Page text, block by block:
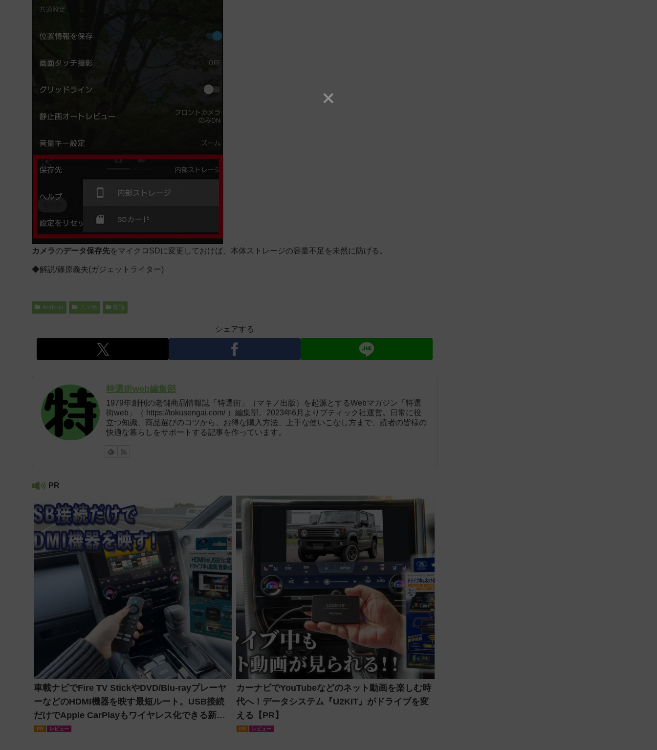
カメラのデータ保存先をマイクロSDに変更しておけば、本体ストレージの容量不足を未然に防げる 。
◆解説/篠原義夫(ガジェットライター)
Android スマホ 知識
シェアする
特選街web編集部
1979年創刊の老舗商品情報誌「特選街」（マキノ出版）を起源とするWebマガジン「特選
街web」（ https://tokusengai.com/ ）編集部。2023年6月よりブティック社運営。日常に役
立つ知識、商品選びのコツから、お得な購入方法、上手な使いこなし方まで、読者の皆様の
快適な暮らしをサポートする記事を作っています。
PR
車載ナビでFire TV StickやDVD/Blu-rayプレーヤ
ーなどのHDMI機器を映す最短ルート。USB接続
だけでApple CarPlayもワイヤレス化できる新機
軸アダプターを徹底解説【データシステム
PR レビュー
カーナビでYouTubeなどのネット動画を楽しむ時
代へ！データシステム『U2KIT』がドライブを変
える【PR】
PR レビュー